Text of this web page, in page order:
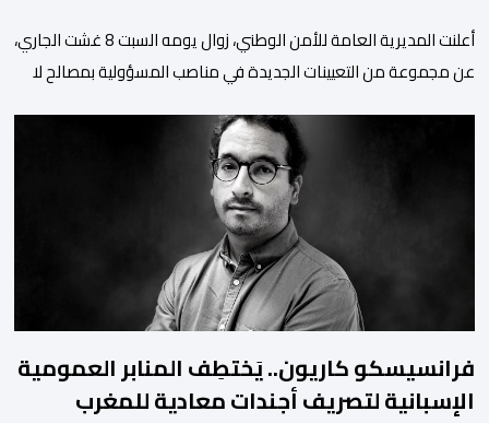
أعلنت المديرية العامة للأمن الوطني، زوال يومه السبت 8 غشت الجاري،
عن مجموعة من التعيينات الجديدة في مناصب المسؤولية بمصالح لا
والعروي وأسفي ووجدة والعيون والدار البيضاء وبني ملال وابن جرير
وطنجة وأصيلة، وذلك في إطار دينامية داخلية تهدف لضخ دماء جديدة
والاستعانة بكفاءات أمنية شابة ومتمرسة، […]
فرانسيسكو كاريون.. يَختطِف المنابر العمومية
الإسبانية لتصريف أجندات معادية للمغرب